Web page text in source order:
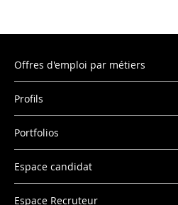
Offres d'emploi par métiers
Profils
Portfolios
Espace candidat
Espace Recruteur